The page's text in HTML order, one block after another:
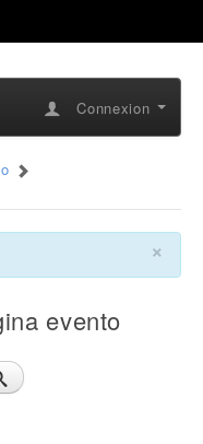
Connexion
×
evento